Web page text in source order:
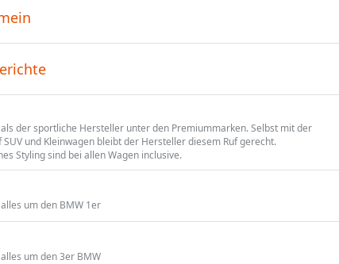
der sportliche Hersteller unter den Premiummarken. Selbst mit der
und Kleinwagen bleibt der Hersteller diesem Ruf gerecht.
Styling sind bei allen Wagen inclusive.
um den BMW 1er
um den 3er BMW